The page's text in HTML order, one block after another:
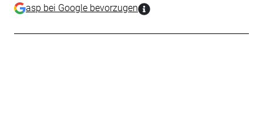
asp bei Google bevorzugen